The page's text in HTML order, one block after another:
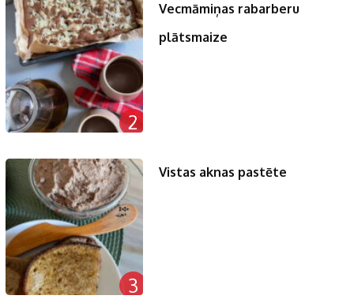
2
Vecmāmiņas rabarberu
plātsmaize
3
Vistas aknas pastēte